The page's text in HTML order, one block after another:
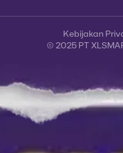
© 2025 PT
Kebijakan